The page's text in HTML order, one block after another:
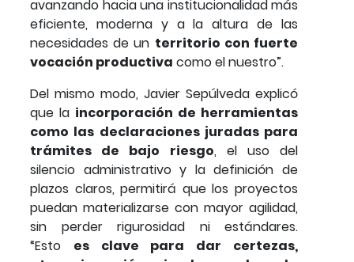
avanzando hacia una institucionalidad más
eficiente, moderna y a la altura de las
necesidades de un territorio con fuerte
vocación productiva como el nuestro”.
Del mismo modo, Javier Sepúlveda explicó
que la incorporación de herramientas
como las declaraciones juradas para
trámites de bajo riesgo, el uso del
silencio administrativo y la definición de
plazos claros, permitirá que los proyectos
puedan materializarse con mayor agilidad,
sin perder rigurosidad ni estándares.
“Esto es clave para dar certezas,